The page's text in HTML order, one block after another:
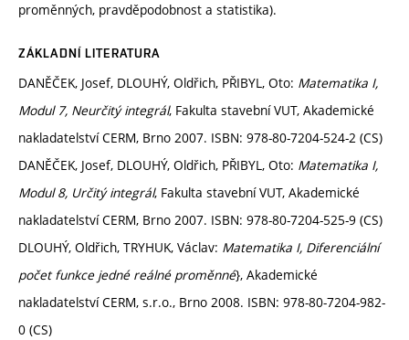
proměnných, pravděpodobnost a statistika).
ZÁKLADNÍ LITERATURA
DANĚČEK, Josef, DLOUHÝ, Oldřich, PŘIBYL, Oto: Matematika I,
Modul 7, Neurčitý integrál, Fakulta stavební VUT, Akademické
nakladatelství CERM, Brno 2007. ISBN: 978-80-7204-524-2 (CS)
DANĚČEK, Josef, DLOUHÝ, Oldřich, PŘIBYL, Oto: Matematika I,
Modul 8, Určitý integrál, Fakulta stavební VUT, Akademické
nakladatelství CERM, Brno 2007. ISBN: 978-80-7204-525-9 (CS)
DLOUHÝ, Oldřich, TRYHUK, Václav: Matematika I, Diferenciální
počet funkce jedné reálné proměnné}, Akademické
nakladatelství CERM, s.r.o., Brno 2008. ISBN: 978-80-7204-982-
0 (CS)